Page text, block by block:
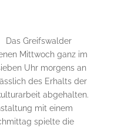
Das Greifswalder
Mittwoch ganz im
Uhr morgens an
des Erhalts der
abgehalten.
mit einem
spielte die